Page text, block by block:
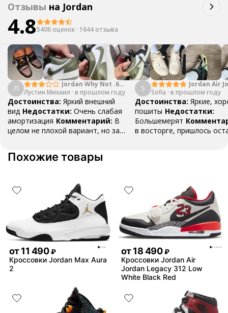
Отзывы на Jordan
4.85406 оценок · 1644 отзыва
Л
Jordan Why Not .6
"Bright Crimson" PF
Лустин Михаил · в прошлом году
Достоинства: Яркий внешний
вид Недостатки: Очень слабая
амортизация Комментарий: В
целом не плохой вариант, но за
баскетбольных кроссовок
S
Jordan Air
Mid SE
Sofia · в прошлом году
Достоинства: Яркие,
пошиты Недостатки:
Большемерят
в восторге, пришлось
Похожие товары
от11 490 ₽
Кроссовки Jordan Max Aura
2
от18 490 ₽
Кроссовки Jordan Air
Jordan Legacy 312 Low
White Black Red